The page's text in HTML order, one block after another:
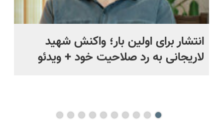
انتشار برای اولین بار؛ واکنش شهید
لاریجانی به رد صلاحیت خود + ویدئو